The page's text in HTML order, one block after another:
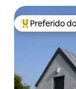
Entre os
Preferido